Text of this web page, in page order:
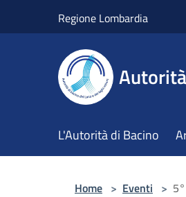
Regione Lombardia
L'Autorità di Bacino
Home > Eventi >